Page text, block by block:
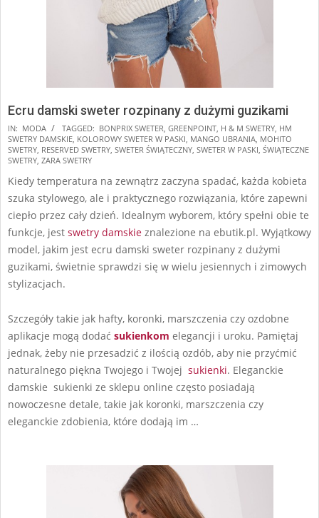
Ecru damski sweter rozpinany z dużymi guzikami
2025-
11-
20
IN: MODA TAGGED: BONPRIX SWETER GREENPOINT H & M SWETRY HM
SWETRY DAMSKIE KOLOROWY SWETER W PASKI MANGO UBRANIA MOHITO
SWETRY RESERVED SWETRY SWETER ŚWIĄTECZNY SWETER W PASKI ŚWIĄTECZNE
SWETRY ZARA SWETRY
Kiedy temperatura na zewnątrz zaczyna spadać, każda kobieta
szuka stylowego, ale i praktycznego rozwiązania, które zapewni
ciepło przez cały dzień. Idealnym wyborem, który spełni obie te
funkcje, jest swetry damskie znalezione na ebutik.pl. Wyjątkowy
model, jakim jest ecru damski sweter rozpinany z dużymi
guzikami, świetnie sprawdzi się w wielu jesiennych i zimowych
stylizacjach.
Szczegóły takie jak hafty, koronki, marszczenia czy ozdobne
aplikacje mogą dodać sukienkom elegancji i uroku. Pamiętaj
jednak, żeby nie przesadzić z ilością ozdób, aby nie przyćmić
naturalnego piękna Twojego i Twojej sukienki. Eleganckie
damskie sukienki ze sklepu online często posiadają
nowoczesne detale, takie jak koronki, marszczenia czy
eleganckie zdobienia, które dodają im …